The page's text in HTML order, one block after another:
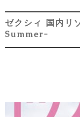
ゼクシィ 国内
Summer-